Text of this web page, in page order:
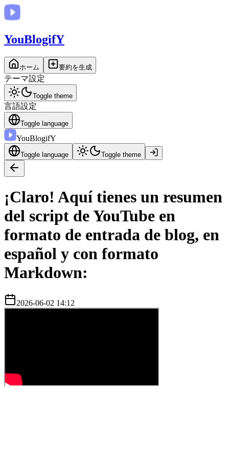
YouBlogifY
ホーム 要約を生成
テーマ設定
Toggle theme
言語設定
Toggle language
YouBlogifY
Toggle language Toggle theme
¡Claro! Aquí tienes un resumen
del script de YouTube en
formato de entrada de blog, en
español y con formato
Markdown:
2026-06-02 14:12